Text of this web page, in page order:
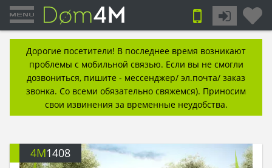
Дорогие посетители! В последнее время возникают
проблемы с мобильной связью. Если вы не смогли
дозвониться, пишите - мессенджер/ эл.почта/ заказ
звонка. Со всеми обязательно свяжемся). Приносим
свои извинения за временные неудобства.
4M1408